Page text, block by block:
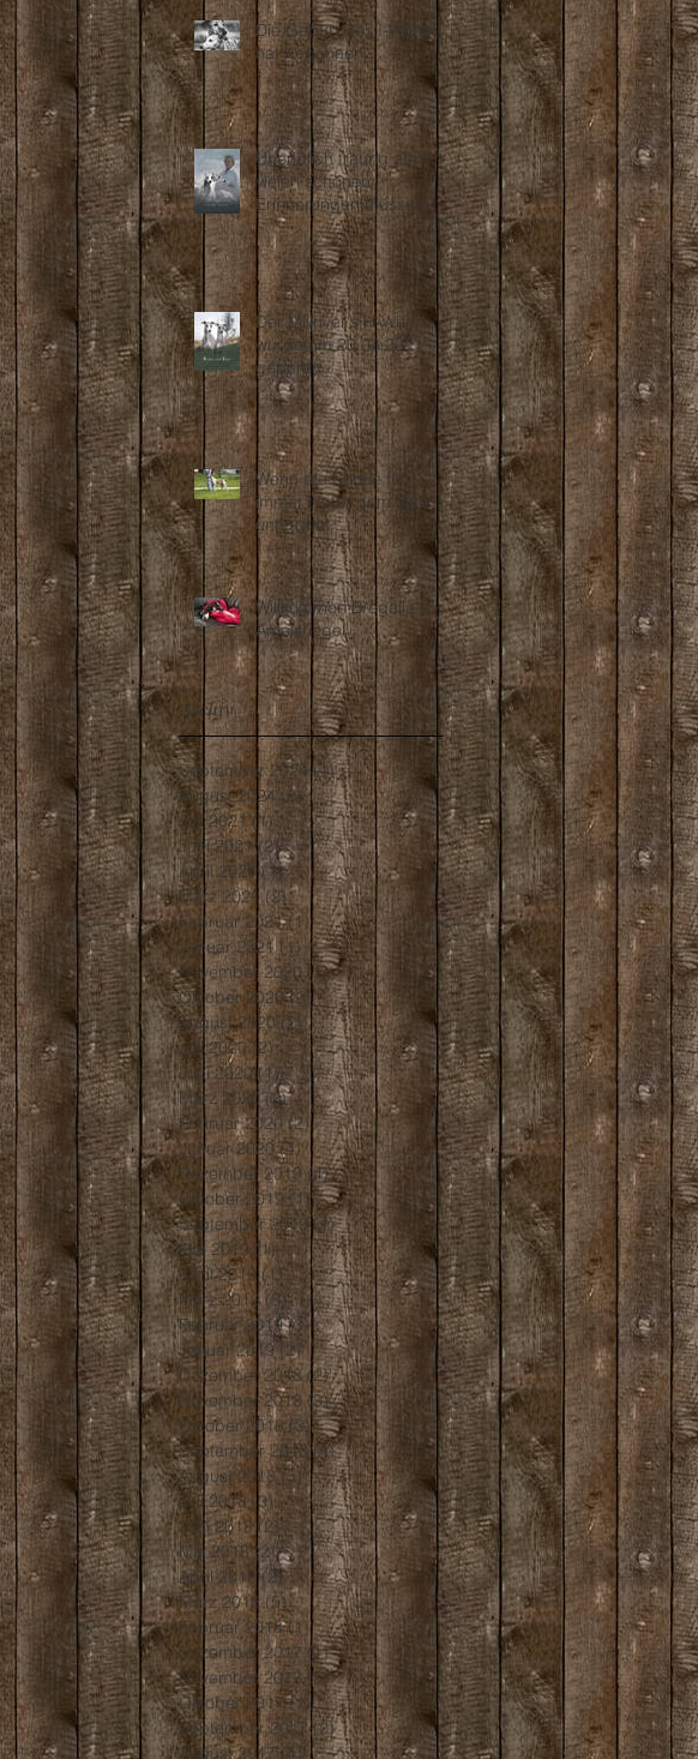
Die Geburt des I-Wurfes
hat begonnen ....
Unendlich traurig aber mit
vielen schönen
Erinnerungen müssen wir
Abschied nehmen...
Der Millriver's H-Wurf
wurde am 20.03.2021
geboren
Wenn die Sonne für
immer hinter dem Jura
untergeht...
Willkommen Bregalia vom
Ameisriegel
Archiv
September 2024 (1)1 Beitrag
August 2024 (2)2 Beiträge
Juli 2021 (1)1 Beitrag
Juni 2021 (2)2 Beiträge
April 2021 (1)1 Beitrag
März 2021 (2)2 Beiträge
Februar 2021 (1)1 Beitrag
Januar 2021 (1) 1 Beitrag
November 2020 (1)1 Beitrag
Oktober 2020 (2)2 Beiträge
August 2020 (2) 2 Beiträge
Juli 2020 (2)2 Beiträge
Juni 2020 (1)1 Beitrag
März 2020 (2)2 Beiträge
Februar 2020 (2)2 Beiträge
Januar 2020 (4)4 Beiträge
Dezember 2019 (4)4 Beiträge
Oktober 2019 (1)1 Beitrag
September 2019 (1)1 Beitrag
Mai 2019 (1)1 Beitrag
April 2019 (1)1 Beitrag
März 2019 (3)3 Beiträge
Februar 2019 (3)3 Beiträge
Januar 2019 (2)2 Beiträge
Dezember 2018 (2)2 Beiträge
November 2018 (3)3 Beiträge
Oktober 2018 (3)3 Beiträge
September 2018 (4)4 Beiträge
August 2018 (3)3 Beiträge
Juli 2018 (3) 3 Beiträge
Juni 2018 (2)2 Beiträge
Mai 2018 (2)2 Beiträge
April 2018 (2)2 Beiträge
März 2018 (5)5 Beiträge
Februar 2018 (1)1 Beitrag
Dezember 2017 (1)1 Beitrag
November 2017 (5)5 Beiträge
Oktober 2017 (1)1 Beitrag
September 2017 (2)2 Beiträge
August 2017 (4)4 Beiträge